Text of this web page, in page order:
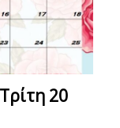
20